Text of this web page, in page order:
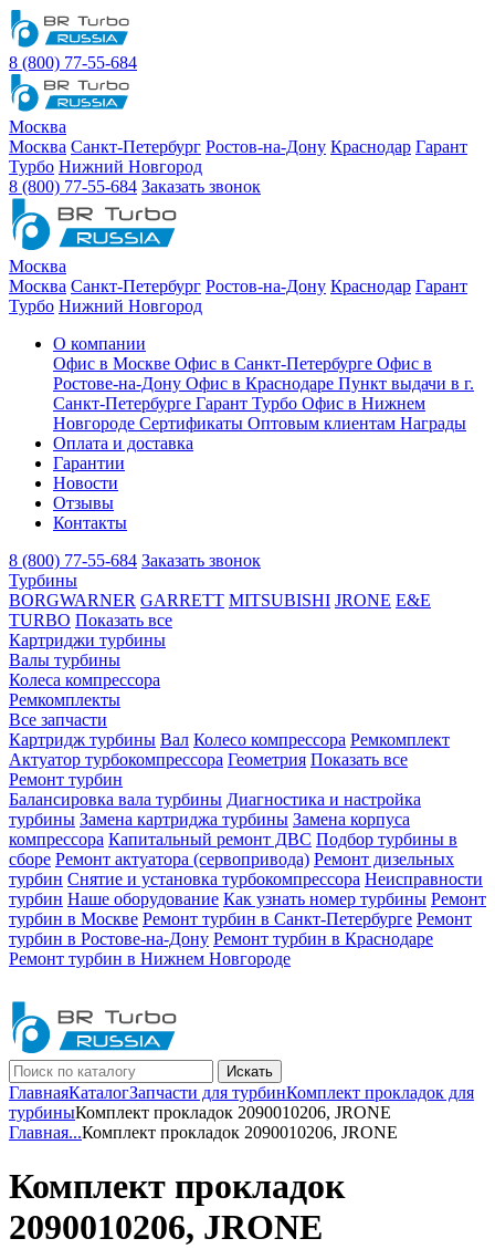
8 (800) 77-55-684
Москва
Москва Санкт-Петербург Ростов-на-Дону Краснодар Гарант
Турбо Нижний Новгород
8 (800) 77-55-684 Заказать звонок
Москва
Москва Санкт-Петербург Ростов-на-Дону Краснодар Гарант
Турбо Нижний Новгород
О компании
Офис в Москве Офис в Санкт-Петербурге Офис в
Ростове-на-Дону Офис в Краснодаре Пункт выдачи в г.
Санкт-Петербурге Гарант Турбо Офис в Нижнем
Новгороде Сертификаты Оптовым клиентам Награды
Оплата и доставка
Гарантии
Новости
Отзывы
Контакты
8 (800) 77-55-684 Заказать звонок
Турбины
BORGWARNER GARRETT MITSUBISHI JRONE E&E
TURBO Показать все
Картриджи турбины
Валы турбины
Колеса компрессора
Ремкомплекты
Все запчасти
Картридж турбины Вал Колесо компрессора Ремкомплект
Актуатор турбокомпрессора Геометрия Показать все
Ремонт турбин
Балансировка вала турбины Диагностика и настройка
турбины Замена картриджа турбины Замена корпуса
компрессора Капитальный ремонт ДВС Подбор турбины в
сборе Ремонт актуатора (сервопривода) Ремонт дизельных
турбин Снятие и установка турбокомпрессора Неисправности
турбин Наше оборудование Как узнать номер турбины Ремонт
турбин в Москве Ремонт турбин в Санкт-Петербурге Ремонт
турбин в Ростове-на-Дону Ремонт турбин в Краснодаре
Ремонт турбин в Нижнем Новгороде
Искать
ГлавнаяКаталогЗапчасти для турбинКомплект прокладок для
турбиныКомплект прокладок 2090010206, JRONE
Главная...Комплект прокладок 2090010206, JRONE
Комплект прокладок
2090010206, JRONE